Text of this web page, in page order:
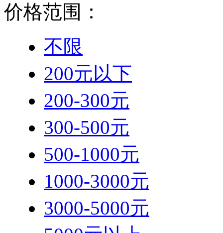
价格范围：
不限
200元以下
200-300元
300-500元
500-1000元
1000-3000元
3000-5000元